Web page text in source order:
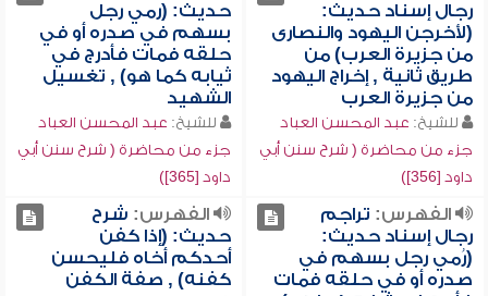
رجال إسناد حديث:
(لأخرجن اليهود والنصارى
من جزيرة العرب) من
طريق ثانية , إخراج اليهود
من جزيرة العرب
للشيخ: عبد المحسن العباد
جزء من محاضرة ( شرح سنن أبي
داود [356])
حديث: (رمي رجل
بسهم في صدره أو في
حلقه فمات فأدرج في
ثيابه كما هو) , تغسيل
الشهيد
للشيخ: عبد المحسن العباد
جزء من محاضرة ( شرح سنن أبي
داود [365])
الفهرس: تراجم
رجال إسناد حديث:
(رُمي رجل بسهم في
صدره أو في حلقه فمات
الفهرس: شرح
حديث: (إذا كفن
أحدكم أخاه فليحسن
كفنه) , صفة الكفن